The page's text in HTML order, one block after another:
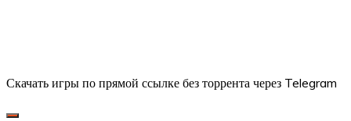
Скачать игры по прямой ссылке без торрента через Telegram